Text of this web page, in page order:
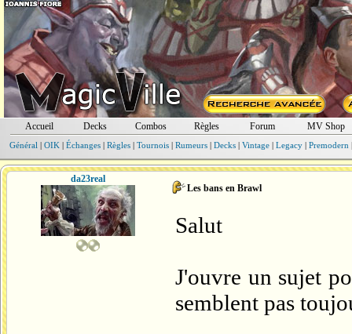
Accueil Decks Combos Règles Forum MV Shop
Général | OIK | Échanges| Règles| Tournois| Rumeurs| Decks| Vintage| Legacy| Premodern
da23real
Les bans en Brawl
Salut
J'ouvre un sujet
semblent pas